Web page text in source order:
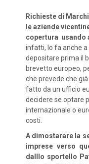
Richieste di
le aziende
copertura usando
infatti, lo fa anche a
depositare prima il
brevetto europeo,
che prevede che
fatto da un ufficio
decidere se optare
internazionale o
costi.
A dimostarare la
imprese verso
dalllo sportello